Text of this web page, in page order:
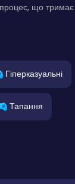
що тримає
Гіперказуальні
Тапання